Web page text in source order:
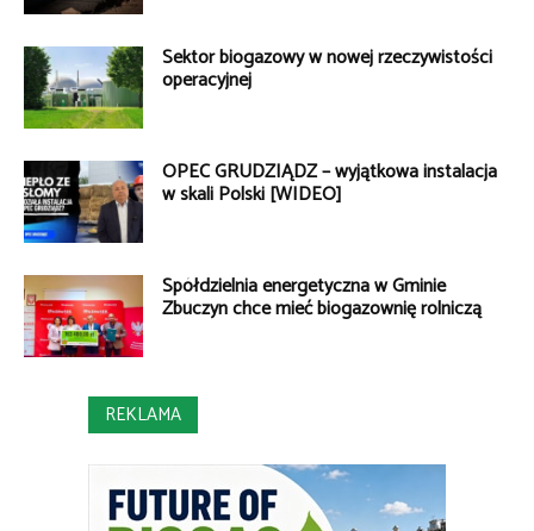
Sektor biogazowy w nowej rzeczywistości
operacyjnej
OPEC GRUDZIĄDZ – wyjątkowa instalacja
w skali Polski [WIDEO]
Spółdzielnia energetyczna w Gminie
Zbuczyn chce mieć biogazownię rolniczą
REKLAMA